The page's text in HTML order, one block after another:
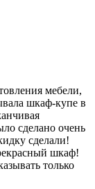
мебели,
шкаф-купе в
сделано очень
сделали!
шкаф!
только